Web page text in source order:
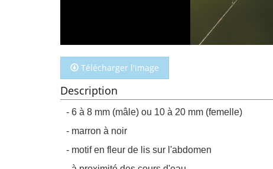
Télécharger l'image
Description
- 6 à 8 mm (mâle) ou 10 à 20 mm (femelle)
- marron à noir
- motif en fleur de lis sur l'abdomen